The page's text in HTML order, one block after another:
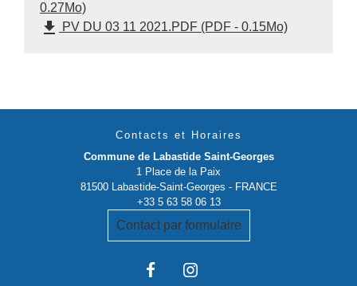
0.27Mo)
file_download PV DU 03 11 2021.PDF (PDF - 0.15Mo)
Contacts et Horaires
Commune de Labastide Saint-Georges
1 Place de la Paix
81500 Labastide-Saint-Georges - FRANCE
+33 5 63 58 06 13
Contact par formulaire